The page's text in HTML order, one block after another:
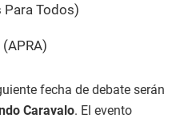
Para Todos)
(APRA)
fecha de debate serán
Caravalo. El evento